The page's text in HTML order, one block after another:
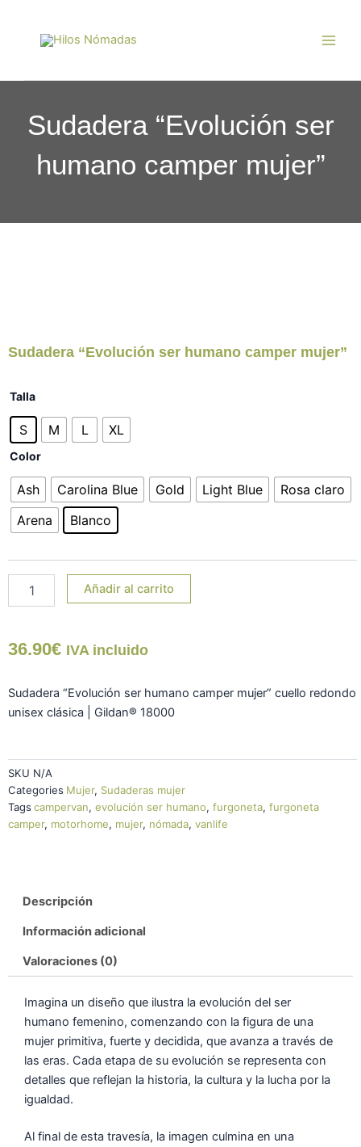
contenido
Sudadera “Evolución ser
humano camper mujer”
Sudadera “Evolución ser humano camper mujer”
Talla
S M L XL
Color
Ash Carolina Blue Gold Light Blue
Rosa claro
Arena
Blanco
Sudadera
ser
humano
camper
cantidad
Añadir al carrito
36.90€ IVA incluido
Sudadera “Evolución ser humano camper mujer” cuello redondo
unisex clásica | Gildan® 18000
SKU N/A
Categories Mujer, Sudaderas mujer
Tags campervan, evolución ser humano, furgoneta, furgoneta
camper, motorhome, mujer, nómada, vanlife
Descripción
Información adicional
Valoraciones (0)
Imagina un diseño que ilustra la evolución del ser
humano femenino, comenzando con la figura de una
mujer primitiva, fuerte y decidida, que avanza a través de
las eras. Cada etapa de su evolución se representa con
detalles que reflejan la historia, la cultura y la lucha por la
igualdad.
Al final de esta travesía, la imagen culmina en una